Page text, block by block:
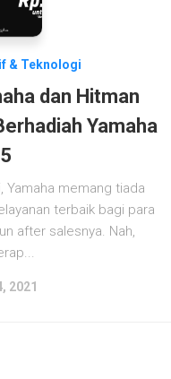
& Teknologi
dan Hitman
Yamaha
Yamaha memang tiada
terbaik bagi para
after salesnya. Nah,
2021